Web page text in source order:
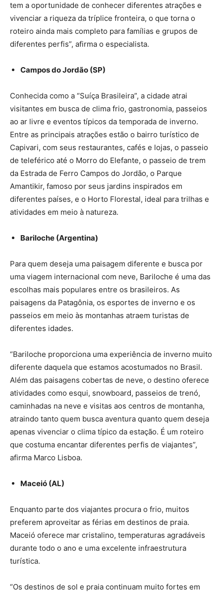
tem a oportunidade de conhecer diferentes atrações e
vivenciar a riqueza da tríplice fronteira, o que torna o
roteiro ainda mais completo para famílias e grupos de
diferentes perfis”, afirma o especialista.
Campos do Jordão (SP)
Conhecida como a “Suíça Brasileira”, a cidade atrai
visitantes em busca de clima frio, gastronomia, passeios
ao ar livre e eventos típicos da temporada de inverno.
Entre as principais atrações estão o bairro turístico de
Capivari, com seus restaurantes, cafés e lojas, o passeio
de teleférico até o Morro do Elefante, o passeio de trem
da Estrada de Ferro Campos do Jordão, o Parque
Amantikir, famoso por seus jardins inspirados em
diferentes países, e o Horto Florestal, ideal para trilhas e
atividades em meio à natureza.
Bariloche (Argentina)
Para quem deseja uma paisagem diferente e busca por
uma viagem internacional com neve, Bariloche é uma das
escolhas mais populares entre os brasileiros. As
paisagens da Patagônia, os esportes de inverno e os
passeios em meio às montanhas atraem turistas de
diferentes idades.
“Bariloche proporciona uma experiência de inverno muito
diferente daquela que estamos acostumados no Brasil.
Além das paisagens cobertas de neve, o destino oferece
atividades como esqui, snowboard, passeios de trenó,
caminhadas na neve e visitas aos centros de montanha,
atraindo tanto quem busca aventura quanto quem deseja
apenas vivenciar o clima típico da estação. É um roteiro
que costuma encantar diferentes perfis de viajantes”,
afirma Marco Lisboa.
Maceió (AL)
Enquanto parte dos viajantes procura o frio, muitos
preferem aproveitar as férias em destinos de praia.
Maceió oferece mar cristalino, temperaturas agradáveis
durante todo o ano e uma excelente infraestrutura
turística.
“Os destinos de sol e praia continuam muito fortes em